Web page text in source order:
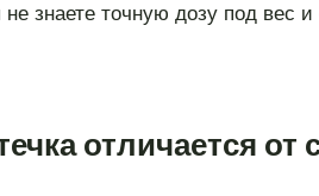
знаете точную дозу под вес
отличается от